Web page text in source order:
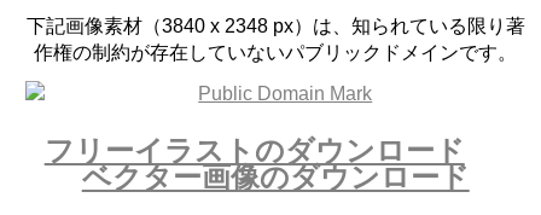
下記画像素材（3840 x 2348 px）は、知られている限り著
作権の制約が存在していないパブリックドメインです。
フリーイラストのダウンロード
ベクター画像のダウンロード